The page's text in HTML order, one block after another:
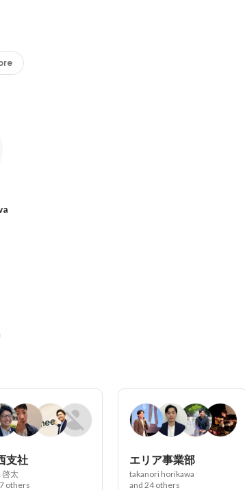
支社
啓太
others
エリア事業部
takanori horikawa
and 24 others